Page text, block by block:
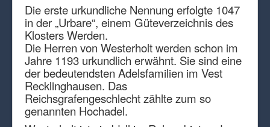
Die erste urkundliche Nennung erfolgte 1047
in der „Urbare“, einem Güteverzeichnis des
Klosters Werden.
Die Herren von Westerholt werden schon im
Jahre 1193 urkundlich erwähnt. Sie sind eine
der bedeutendsten Adelsfamilien im Vest
Recklinghausen. Das
Reichsgrafengeschlecht zählte zum so
genannten Hochadel.